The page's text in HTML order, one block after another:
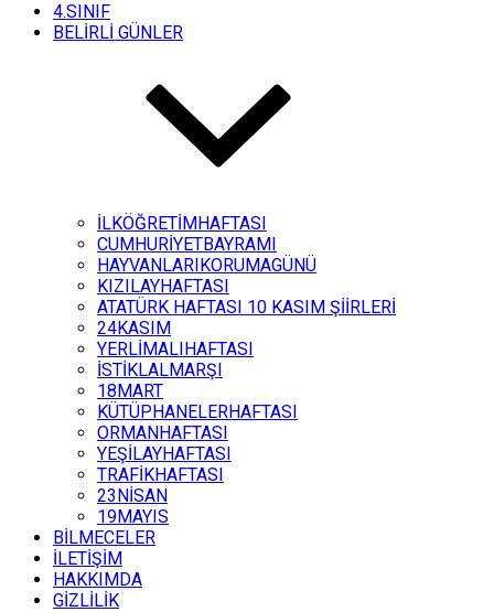
4.SINIF
BELİRLİ GÜNLER
İLKÖĞRETİMHAFTASI
CUMHURİYETBAYRAMI
HAYVANLARIKORUMAGÜNÜ
KIZILAYHAFTASI
ATATÜRK HAFTASI 10 KASIM ŞİİRLERİ
24KASIM
YERLİMALIHAFTASI
İSTİKLALMARŞI
18MART
KÜTÜPHANELERHAFTASI
ORMANHAFTASI
YEŞİLAYHAFTASI
TRAFİKHAFTASI
23NİSAN
19MAYIS
BİLMECELER
İLETİŞİM
HAKKIMDA
GİZLİLİK